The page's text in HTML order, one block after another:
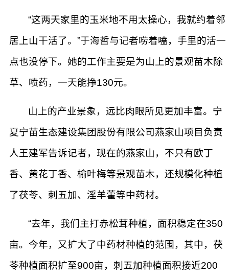
“这两天家里的玉米地不用太操心，我就约着邻
居上山干活了。”于海哲与记者唠着嗑，手里的活一
点也没停下。她的工作主要是为山上的景观苗木除
草、喷药，一天能挣130元。
山上的产业景象，远比肉眼所见更加丰富。宁
夏宁苗生态建设集团股份有限公司燕家山项目负责
人王建军告诉记者，现在的燕家山，不只有欧丁
香、黄花丁香、榆叶梅等景观苗木，还规模化种植
了茯苓、刺五加、淫羊藿等中药材。
“去年，我们主打赤松茸种植，面积稳定在350
亩。今年，又扩大了中药材种植的范围，其中，茯
苓种植面积扩至900亩，刺五加种植面积接近200